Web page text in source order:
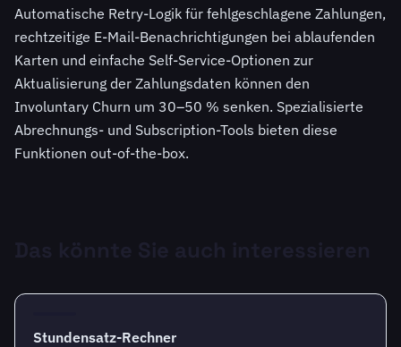
Automatische Retry-Logik für fehlgeschlagene Zahlungen,
rechtzeitige E-Mail-Benachrichtigungen bei ablaufenden
Karten und einfache Self-Service-Optionen zur
Aktualisierung der Zahlungsdaten können den
Involuntary Churn um 30–50 % senken. Spezialisierte
Abrechnungs- und Subscription-Tools bieten diese
Funktionen out-of-the-box.
Stundensatz-Rechner